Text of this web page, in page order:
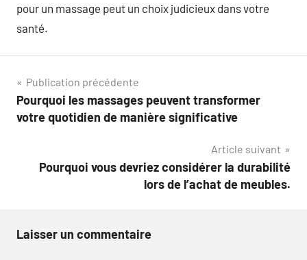
pour un massage peut un choix judicieux dans votre
santé.
Navigation
de
Publication précédente
Pourquoi les massages peuvent transformer
votre quotidien de manière significative
Article suivant
Pourquoi vous devriez considérer la durabilité
lors de l’achat de meubles.
Laisser un commentaire